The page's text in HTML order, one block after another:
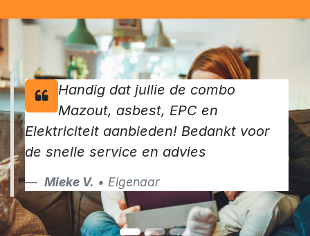
Handig dat jullie de combo
Mazout, asbest, EPC en
Elektriciteit aanbieden! Bedankt voor
de snelle service en advies
Mieke V. • Eigenaar